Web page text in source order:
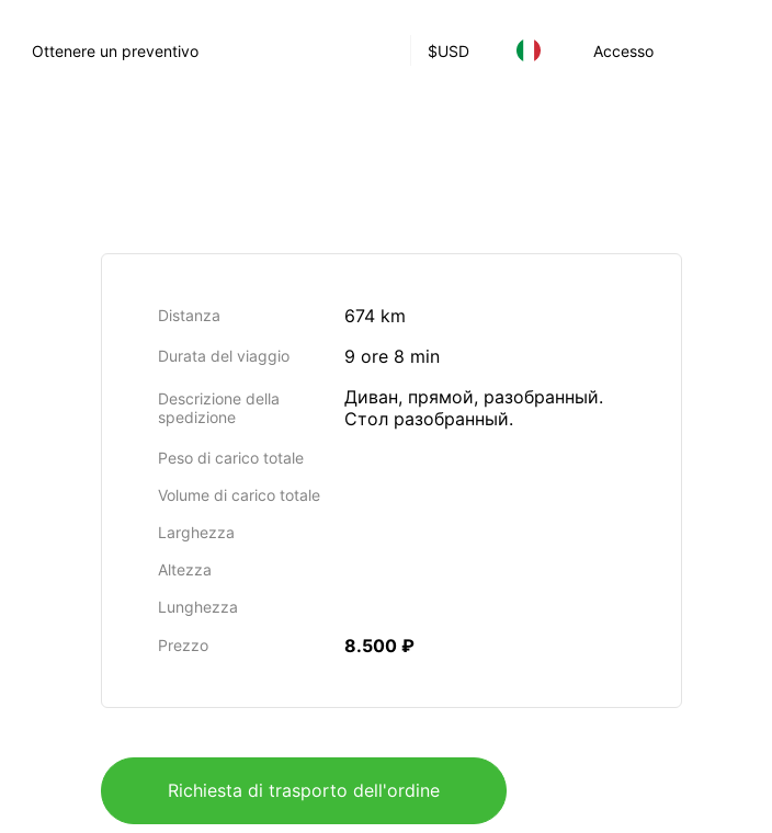
$USD Accesso
Ottenere un preventivo
Distanza 674 km
Durata del viaggio 9 ore 8 min
Descrizione della
spedizione
Диван, прямой, разобранный.
Стол разобранный.
Peso di carico totale
Volume di carico totale
Larghezza
Altezza
Lunghezza
Prezzo 8.500 ₽
Richiesta di trasporto dell'ordine